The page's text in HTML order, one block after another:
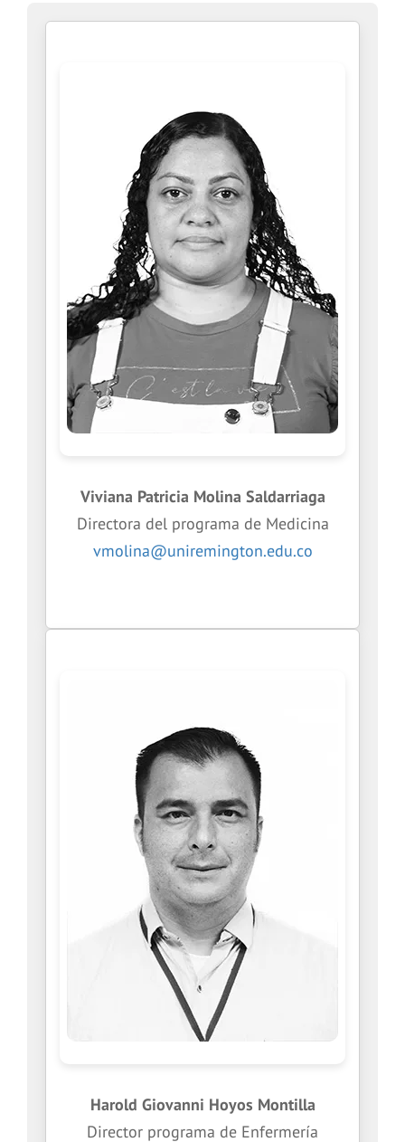
Viviana Patricia Molina Saldarriaga
Directora del programa de Medicina
vmolina@uniremington.edu.co
Harold Giovanni Hoyos Montilla
Director programa de Enfermería